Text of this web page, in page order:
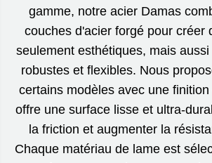
gamme, notre acier Damas
couches d'acier forgé pour créer
seulement esthétiques, mais
robustes et flexibles. Nous
certains modèles avec une
offre une surface lisse et ultra-
la friction et augmenter la
Chaque matériau de lame est